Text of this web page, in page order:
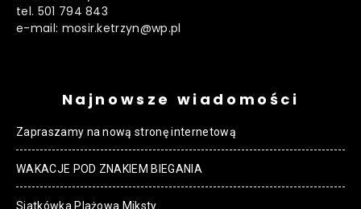
tel. 501 794 843
e-mail: mosir.ketrzyn@wp.pl
Najnowsze wiadomości
Zapraszamy na nową stronę internetową
WAKACJE POD ZNAKIEM BIEGANIA
Siatkówka Plażowa Miksty